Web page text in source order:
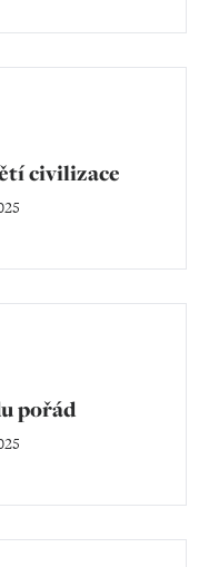
civilizace
pořád